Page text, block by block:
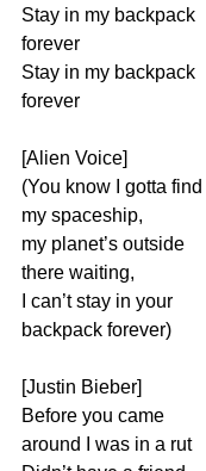
Stay in my backpack
forever
Stay in my backpack
forever
[Alien Voice]
(You know gotta find
my spaceship,
my planet’s outside
there waiting,
can’t stay in your
backpack forever)
[Justin Bieber]
Before you came
around
was in a rut